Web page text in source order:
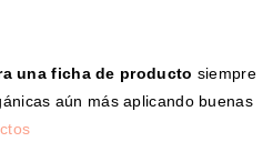
una ficha de producto siempre
aún más aplicando buenas